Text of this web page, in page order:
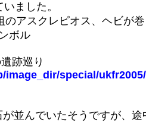
ました。
のアスクレピオス、ヘビが巻
ボル
跡巡り
image_dir/special/ukfr2005/
並んでいたそうですが、途